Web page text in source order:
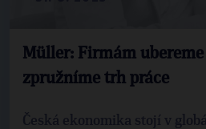
Müller: Firmám
zpružníme trh práce
Česká ekonomika stojí v